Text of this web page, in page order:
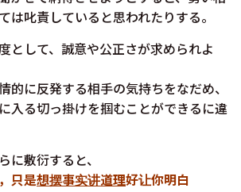
は叱責していると思われたりする。
として、誠意や公正さが求められよ
的に反発する相手の気持ちをなだめ、
入る切っ掛けを掴むことができるに違
に敷衍すると、
只是想摆事实讲道理好让你明白